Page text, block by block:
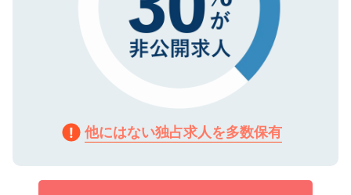
他にはない独占求人を多数保有